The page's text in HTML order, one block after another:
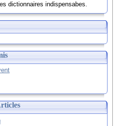
dictionnaires indispensabes.